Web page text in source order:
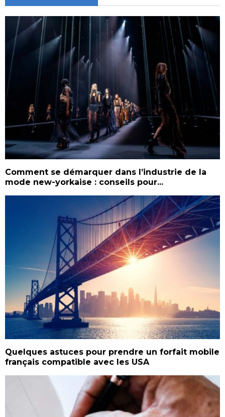
Comment se démarquer dans l’industrie de la
mode new-yorkaise : conseils pour...
Quelques astuces pour prendre un forfait mobile
français compatible avec les USA